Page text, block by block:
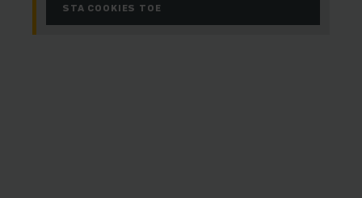
STA COOKIES TOE